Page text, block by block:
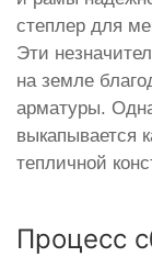
степлер для
Эти
на земле
арматуры.
выкапывается
тепличной
Процесс